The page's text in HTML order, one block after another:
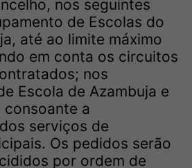
nos seguintes
de Escolas do
até ao limite máximo
em conta os circuitos
nos
Escola de Azambuja e
consoante a
serviços de
Os pedidos serão
por ordem de